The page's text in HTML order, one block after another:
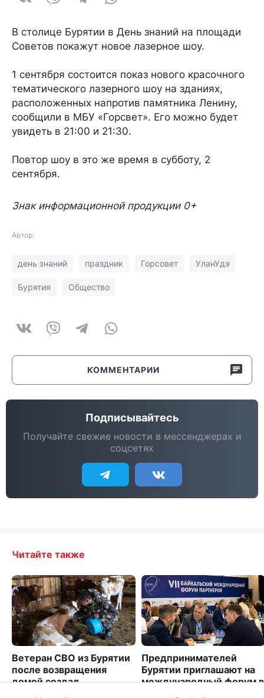
В столице Бурятии в День знаний на площади
Советов покажут новое лазерное шоу.
1 сентября состоится показ нового красочного
тематического лазерного шоу на зданиях,
расположенных напротив памятника Ленину,
сообщили в МБУ «Горсвет». Его можно будет
увидеть в 21:00 и 21:30.
Повтор шоу в это же время в субботу, 2
сентября.
Знак информационной продукции 0+
Автор:
день знаний праздник Горсовет УланУдэ
Бурятия Общество
КОММЕНТАРИИ
Подписывайтесь
Получайте свежие новости в мессенджерах и
соцсетях
Читайте также
Ветеран СВО из Бурятии
после возвращения
домой создал
Предпринимателей
Бурятии приглашают на
международный форум в